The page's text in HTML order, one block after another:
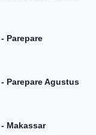
Parepare
Parepare Agustus
Makassar